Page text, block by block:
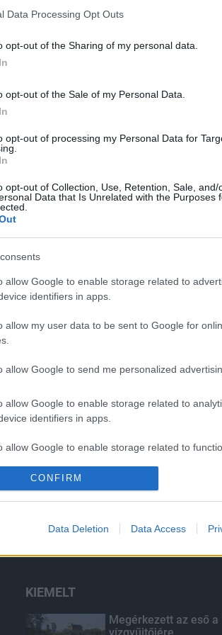
Data Processing Opt Outs
opt-out of the Sharing of my personal data.
opt-out of the Sale of my Personal Data.
opt-out of processing my Personal Data for
opt-out of Collection, Use, Retention, Sale, and/
Data that Is Unrelated with the Purposes
allow Google to enable storage related to
identifiers in apps.
allow my user data to be sent to Google for
allow Google to send me personalized
allow Google to enable storage related to
identifiers in apps.
allow Google to enable storage related to
allow Google to enable storage related to
allow Google to enable storage related to
CONFIRM
Data Deletion Data Access
Új gyalogosátkelők és
Másfélszeresére bővítik
Hódmezővásárhely jó
Egyetlen, fél
múlt
Gyárleállításokkal és
átszervezett
tehermentesíti a
STRABAG
KIEMELT
Megérkezett az eső a